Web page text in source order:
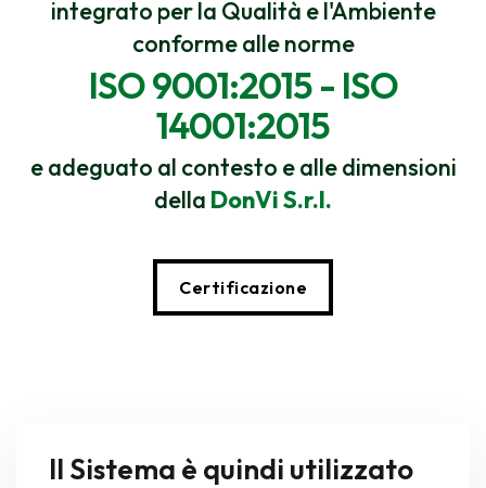
integrato per la Qualità e l'Ambiente
conforme alle norme
ISO 9001:2015 - ISO
14001:2015
e adeguato al contesto e alle dimensioni
della DonVi S.r.l.
Certificazione
Il Sistema è quindi utilizzato